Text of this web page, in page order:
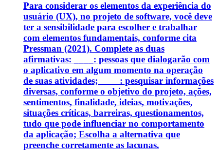
Para considerar os elementos da experiência do
usuário (UX), no projeto de software, você deve
ter a sensibilidade para escolher e trabalhar
com elementos fundamentais, conforme cita
Pressman (2021). Complete as duas
afirmativas: ____: pessoas que dialogarão com
o aplicativo em algum momento na operação
de suas atividades; ____: pesquisar informações
diversas, conforme o objetivo do projeto, ações,
sentimentos, finalidade, ideias, motivações,
situações críticas, barreiras, questionamentos,
tudo que pode influenciar no comportamento
da aplicação; Escolha a alternativa que
preenche corretamente as lacunas.